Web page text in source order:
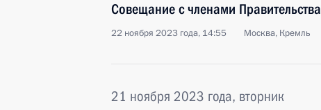
Совещание с членами Правительства
22 ноября 2023 года, 14:55 Москва, Кремль
21 ноября 2023 года, вторник